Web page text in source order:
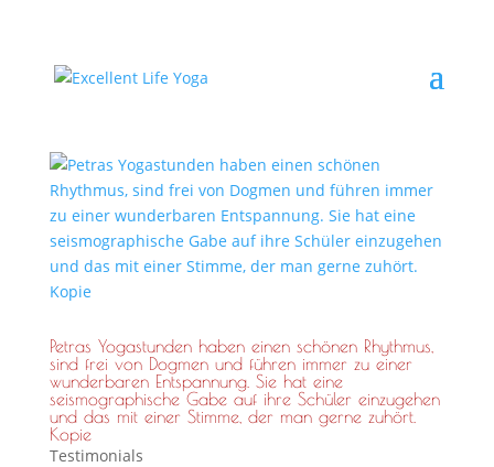
Petras Yogastunden haben einen schönen Rhythmus,
sind frei von Dogmen und führen immer zu einer
wunderbaren Entspannung. Sie hat eine
seismographische Gabe auf ihre Schüler einzugehen
und das mit einer Stimme, der man gerne zuhört.
Kopie
Testimonials